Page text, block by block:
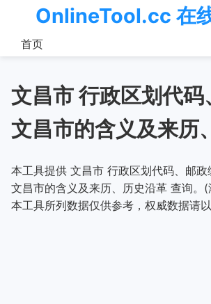
OnlineTool.cc 在
首页
文昌市的含义及来历
本工具提供 文昌市 行政区划代码、邮政
文昌市的含义及来历、历史沿革 查询。
本工具所列数据仅供参考，权威数据请